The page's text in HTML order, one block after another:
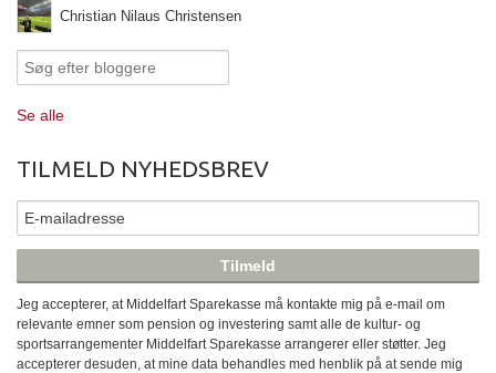
Christian Nilaus Christensen
Se alle
TILMELD NYHEDSBREV
Jeg accepterer, at Middelfart Sparekasse må kontakte mig på e-mail om
relevante emner som pension og investering samt alle de kultur- og
sportsarrangementer Middelfart Sparekasse arrangerer eller støtter. Jeg
accepterer desuden, at mine data behandles med henblik på at sende mig